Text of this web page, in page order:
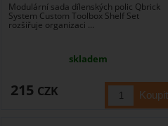
Modulární sada dílenských polic Qbrick
System Custom Toolbox Shelf Set
rozšiřuje organizaci ...
skladem
215 CZK